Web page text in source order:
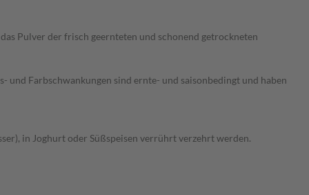
Pulver der frisch geernteten und schonend getrockneten
und Farbschwankungen sind ernte- und saisonbedingt und haben
in Joghurt oder Süßspeisen verrührt verzehrt werden.